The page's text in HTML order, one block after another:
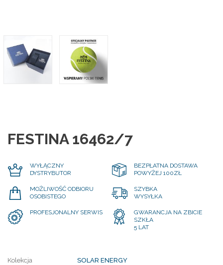
FESTINA 16462/7
WYŁĄCZNY
DYSTRYBUTOR
BEZPŁATNA DOSTAWA
POWYŻEJ 100ZŁ
MOŻLIWOŚĆ ODBIORU
OSOBISTEGO
SZYBKA
WYSYŁKA
PROFESJONALNY SERWIS
GWARANCJA NA ZBICIE
SZKŁA
5 LAT
Kolekcja
SOLAR ENERGY